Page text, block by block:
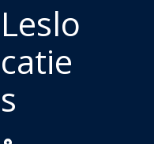
Leslo
catie
s